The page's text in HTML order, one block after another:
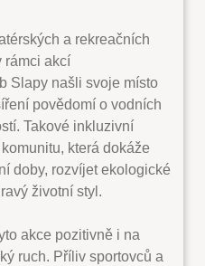
a rekreačních
rámci akcí
Slapy našli svoje místo
povědomí o vodních
Takové inkluzivní
která dokáže
doby, rozvíjet ekologické
životní styl.
akce pozitivně i na
ruch. Příliv sportovců a